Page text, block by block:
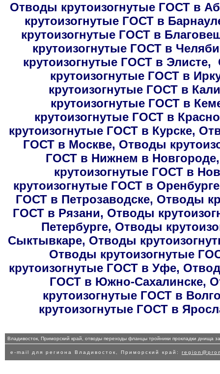
Отводы крутоизогнутые ГОСТ в
крутоизогнутые ГОСТ в
крутоизогнутые ГОСТ в
крутоизогнутые ГОСТ в
крутоизогнутые ГОСТ в Элисте,
крутоизогнутые ГОСТ в
крутоизогнутые ГОСТ в
крутоизогнутые ГОСТ в
крутоизогнутые ГОСТ в
крутоизогнутые ГОСТ в Курске,
ГОСТ в Москве, Отводы
ГОСТ в Нижнем в Новгороде
крутоизогнутые ГОСТ в
крутоизогнутые ГОСТ в Оренбурге
ГОСТ в Петрозаводске, Отводы
ГОСТ в Рязани, Отводы
Петербурге, Отводы
Сыктывкаре, Отводы
Отводы крутоизогнутые
крутоизогнутые ГОСТ в Уфе,
ГОСТ в Южно-Сахалинске,
крутоизогнутые ГОСТ в
крутоизогнутые ГОСТ в
Владивосток, Приморский край, отводы переходы фланцы тройники прокладки днища
e-mail для региона Владивосток, Приморский край: